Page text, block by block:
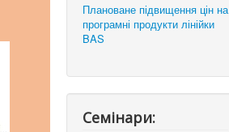
Плановане підвищення цін на
програмні продукти лінійки
BAS
Семінари: